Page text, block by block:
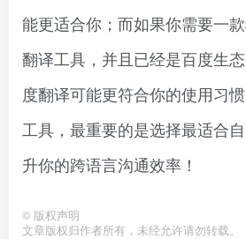
能更适合你；而如果你需要一
翻译工具，并且已经是百度生
度翻译可能更符合你的使用习
工具，最重要的是选择最适合
升你的跨语言沟通效率！
© 版权声明
文章版权归作者所有，未经允许请勿转载。